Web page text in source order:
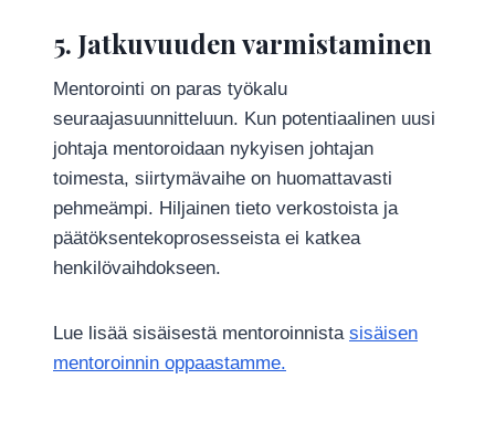
5. Jatkuvuuden varmistaminen
Mentorointi on paras työkalu
seuraajasuunnitteluun. Kun potentiaalinen uusi
johtaja mentoroidaan nykyisen johtajan
toimesta, siirtymävaihe on huomattavasti
pehmeämpi. Hiljainen tieto verkostoista ja
päätöksentekoprosesseista ei katkea
henkilövaihdokseen.
Lue lisää sisäisestä mentoroinnista sisäisen
mentoroinnin oppaastamme.